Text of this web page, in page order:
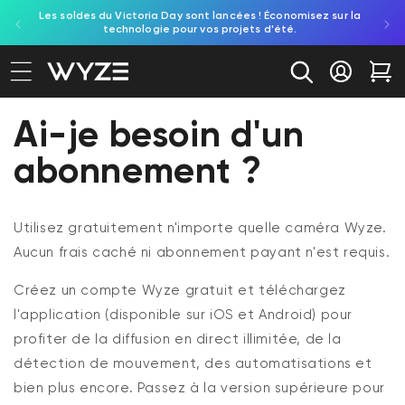
au contenu
d'accessibilité
Les soldes du Victoria Day sont lancées ! Économisez sur la
technologie pour vos projets d'été.
Se
Ai-je besoin d'un
abonnement ?
Utilisez gratuitement n'importe quelle caméra Wyze.
Aucun frais caché ni abonnement payant n'est requis.
Créez un compte Wyze gratuit et téléchargez
l'application (disponible sur iOS et Android) pour
profiter de la diffusion en direct illimitée, de la
détection de mouvement, des automatisations et
bien plus encore. Passez à la version supérieure pour